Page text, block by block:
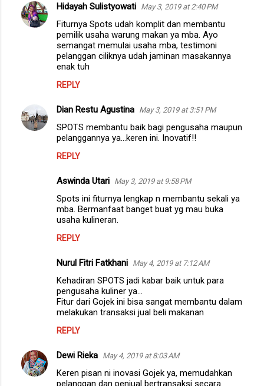
Hidayah Sulistyowati May 3, 2019 at 2:40 PM
Fiturnya Spots udah komplit dan membantu
pemilik usaha warung makan ya mba. Ayo
semangat memulai usaha mba, testimoni
pelanggan ciliknya udah jaminan masakannya
enak tuh
REPLY
Dian Restu Agustina May 3, 2019 at 3:51 PM
SPOTS membantu baik bagi pengusaha maupun
pelanggannya ya...keren ini. Inovatif!!
REPLY
Aswinda Utari May 3, 2019 at 9:58 PM
Spots ini fiturnya lengkap n membantu sekali ya
mba. Bermanfaat banget buat yg mau buka
usaha kulineran.
REPLY
Nurul Fitri Fatkhani May 4, 2019 at 7:12 AM
Kehadiran SPOTS jadi kabar baik untuk para
pengusaha kuliner ya...
Fitur dari Gojek ini bisa sangat membantu dalam
melakukan transaksi jual beli makanan
REPLY
Dewi Rieka May 4, 2019 at 8:03 AM
Keren pisan ni inovasi Gojek ya, memudahkan
pelanggan dan penjual bertransaksi secara